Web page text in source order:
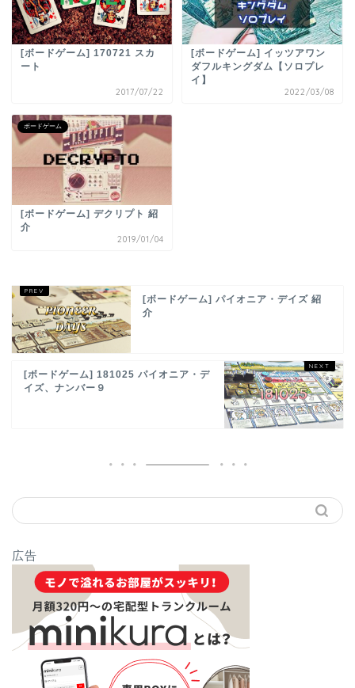
[ボードゲーム] 170721 スカ
ート
2017/07/22
[ボードゲーム] イッツアワン
ダフルキングダム【ソロプレ
イ】
2022/03/08
ボードゲーム
[ボードゲーム] デクリプト 紹
介
2019/01/04
[ボードゲーム] パイオニア・デイズ 紹
介
[ボードゲーム] 181025 パイオニア・デ
イズ、ナンバー９
広告